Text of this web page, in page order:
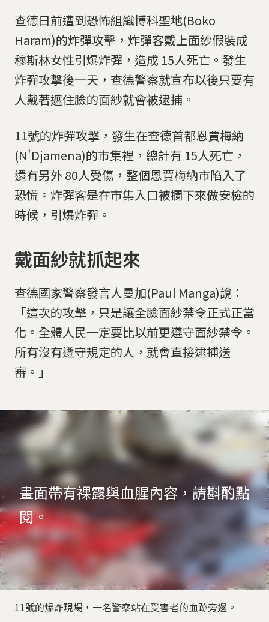
查德日前遭到恐怖組織博科聖地(Boko
Haram)的炸彈攻擊，炸彈客戴上面紗假裝成
穆斯林女性引爆炸彈，造成 15人死亡。發生
炸彈攻擊後一天，查德警察就宣布以後只要有
人戴著遮住臉的面紗就會被逮捕。
11號的炸彈攻擊，發生在查德首都恩賈梅納
(N'Djamena)的市集裡，總計有 15人死亡，
還有另外 80人受傷，整個恩賈梅納市陷入了
恐慌。炸彈客是在市集入口被攔下來做安檢的
時候，引爆炸彈。
戴面紗就抓起來
查德國家警察發言人曼加(Paul Manga)說：
「這次的攻擊，只是讓全臉面紗禁令正式正當
化。全體人民一定要比以前更遵守面紗禁令。
所有沒有遵守規定的人，就會直接逮捕送
審。」
畫面帶有裸露與血腥內容，請斟酌點
閱。
11號的爆炸現場，一名警察站在受害者的血跡旁邊。